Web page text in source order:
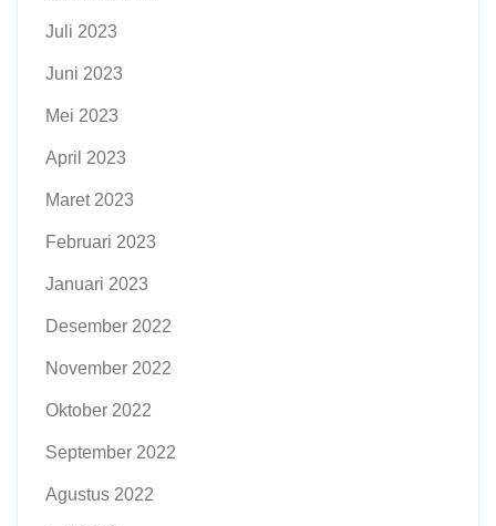
Juli 2023
Juni 2023
Mei 2023
April 2023
Maret 2023
Februari 2023
Januari 2023
Desember 2022
November 2022
Oktober 2022
September 2022
Agustus 2022